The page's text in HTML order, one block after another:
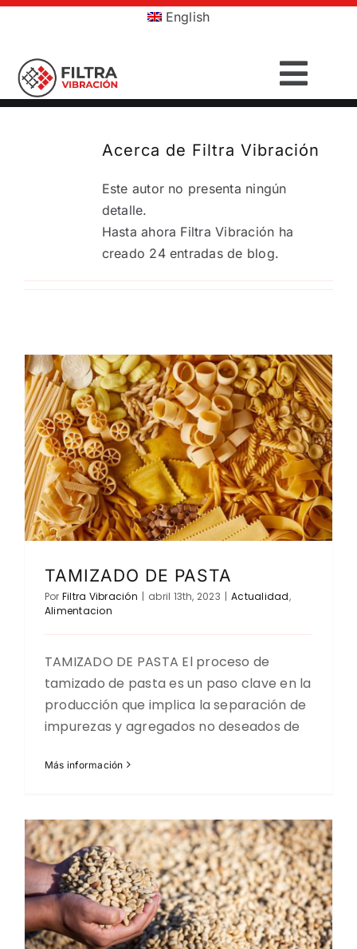
Saltar
English
CONTACTO
DESCARGAS
Acerca de Filtra Vibración
Este autor no presenta ningún
detalle.
Hasta ahora Filtra Vibración ha
creado 24 entradas de blog.
TAMIZADO DE PASTA
Por Filtra Vibración | abril 13th, 2023 | Actualidad,
Alimentacion
TAMIZADO DE PASTA El proceso de
tamizado de pasta es un paso clave en la
producción que implica la separación de
impurezas y agregados no deseados de
Más información